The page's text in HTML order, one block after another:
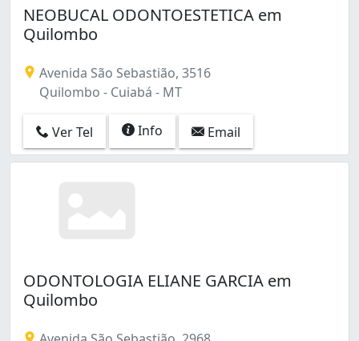
NEOBUCAL ODONTOESTETICA em
Quilombo
Avenida São Sebastião, 3516
Quilombo - Cuiabá - MT
Ver Tel Info Email
ODONTOLOGIA ELIANE GARCIA em
Quilombo